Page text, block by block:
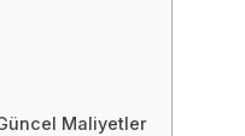
Maliyetler